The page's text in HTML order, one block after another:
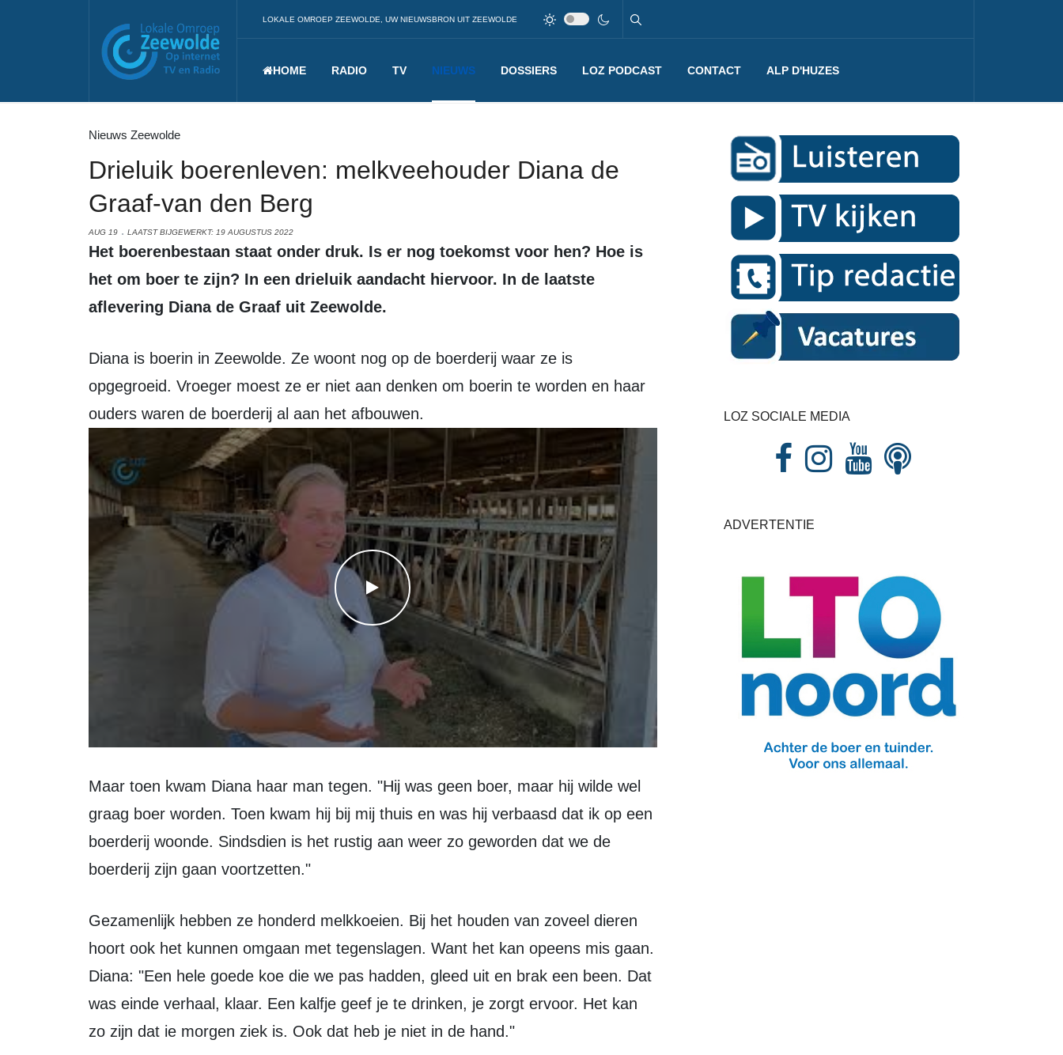
LOKALE OMROEP ZEEWOLDE, UW NIEUWSBRON UIT ZEEWOLDE
HOME RADIO TV NIEUWS DOSSIERS LOZ PODCAST CONTACT ALP D'HUZES
Nieuws Zeewolde
Drieluik boerenleven: melkveehouder Diana de
Graaf-van den Berg
AUG 19 LAATST BIJGEWERKT: 19 AUGUSTUS 2022
Het boerenbestaan staat onder druk. Is er nog toekomst voor hen? Hoe is
het om boer te zijn? In een drieluik aandacht hiervoor. In de laatste
aflevering Diana de Graaf uit Zeewolde.
Diana is boerin in Zeewolde. Ze woont nog op de boerderij waar ze is
opgegroeid. Vroeger moest ze er niet aan denken om boerin te worden en haar
ouders waren de boerderij al aan het afbouwen.
WATCH THE VIDEO
Maar toen kwam Diana haar man tegen. "Hij was geen boer, maar hij wilde wel
graag boer worden. Toen kwam hij bij mij thuis en was hij verbaasd dat ik op een
boerderij woonde. Sindsdien is het rustig aan weer zo geworden dat we de
boerderij zijn gaan voortzetten."
Gezamenlijk hebben ze honderd melkkoeien. Bij het houden van zoveel dieren
hoort ook het kunnen omgaan met tegenslagen. Want het kan opeens mis gaan.
Diana: "Een hele goede koe die we pas hadden, gleed uit en brak een been. Dat
was einde verhaal, klaar. Een kalfje geef je te drinken, je zorgt ervoor. Het kan
zo zijn dat ie morgen ziek is. Ook dat heb je niet in de hand."
LOZ SOCIALE MEDIA
ADVERTENTIE